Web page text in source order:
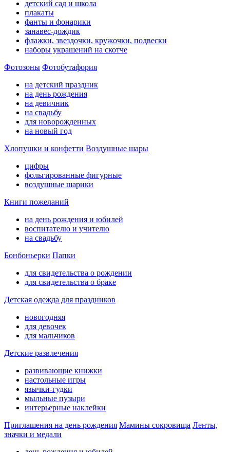
детский сад и школа
плакаты
фанты и фонарики
занавес-дождик
флажки, звездочки, кружочки, подвески
наборы украшений на скотче
Фотозоны Фотобутафория
на детский праздник
на день рождения
на девичник
на свадьбу
для новорожденных
на новый год
Хлопушки и конфетти Воздушные шары
цифры
фольгированные фигурные
воздушные шарики
Книги пожеланий
на день рождения и юбилей
воспитателю и учителю
на свадьбу
Бонбоньерки Папки
для свидетельства о рождении
для свидетельства о браке
Детская одежда для праздников
новогодняя
для девочек
для мальчиков
Детские развлечения
развивающие книжки
настольные игры
язычки-гудки
мыльные пузыри
интерьерные наклейки
Приглашения на день рождения Мамины сокровища Ленты,
значки и медали